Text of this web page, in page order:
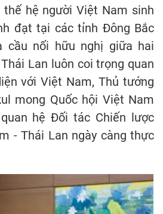
thế hệ người Việt Nam sinh
đạt tại các tỉnh Đông Bắc
cầu nối hữu nghị giữa hai
Lan luôn coi trọng quan
với Việt Nam, Thủ tướng
mong Quốc hội Việt Nam
hệ Đối tác Chiến lược
- Thái Lan ngày càng thực